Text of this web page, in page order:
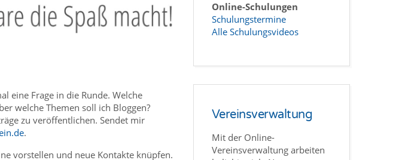
eine Frage in die Runde. Welche
welche Themen soll ich Bloggen?
zu veröffentlichen. Sendet mir
.
vorstellen und neue Kontakte knüpfen.
Online-Schulungen
Schulungstermine
Alle Schulungsvideos
Vereinsverwaltung
Mit der Online-
Vereinsverwaltung arbeiten